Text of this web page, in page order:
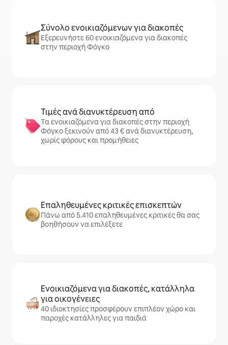
Σύνολο ενοικιαζόμενων για διακοπές
Εξερευνήστε 60 ενοικιαζόμενα για διακοπές
στην περιοχή Φόγκο
Τιμές ανά διανυκτέρευση από
Τα ενοικιαζόμενα για διακοπές στην περιοχή
Φόγκο ξεκινούν από 43 € ανά διανυκτέρευση,
χωρίς φόρους και προμήθειες
Επαληθευμένες κριτικές επισκεπτών
Πάνω από 5.410 επαληθευμένες κριτικές θα σας
βοηθήσουν να επιλέξετε
Ενοικιαζόμενα για διακοπές, κατάλληλα
για οικογένειες
40 ιδιοκτησίες προσφέρουν επιπλέον χώρο και
παροχές κατάλληλες για παιδιά